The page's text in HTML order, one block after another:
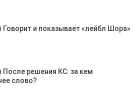
и показывает «лейбл Шора»
решения КС: за кем
слово?